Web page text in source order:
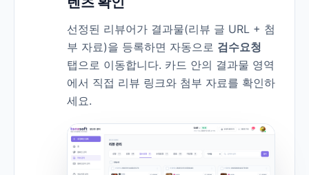
선정된 리뷰어가 결과물(리뷰 글 URL + 첨
부 자료)을 등록하면 자동으로 검수요청
탭으로 이동합니다. 카드 안의 결과물 영역
에서 직접 리뷰 링크와 첨부 자료를 확인하
세요.